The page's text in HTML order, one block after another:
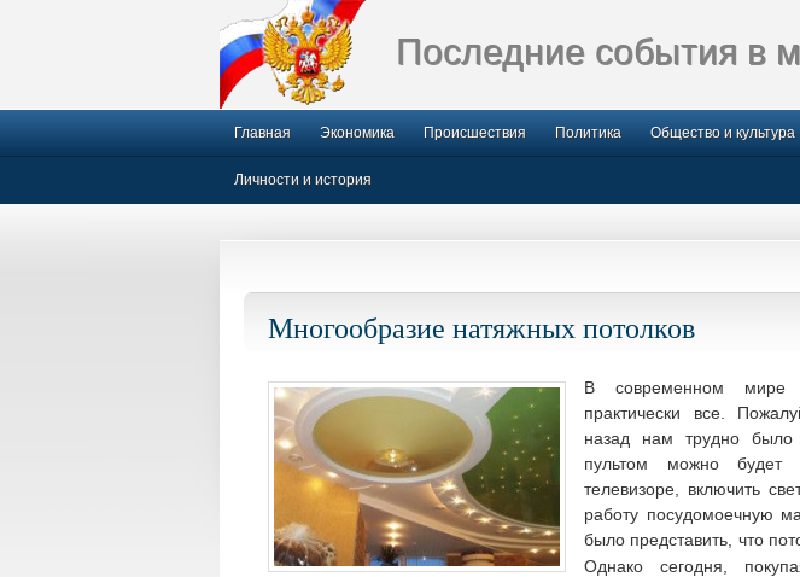
Последние события в
Главная Экономика Происшествия Политика Общество и культура
Личности и история
Многообразие натяжных потолков
В современном мире
практически все.
назад нам трудно
пультом можно будет
телевизоре, включить
работу посудомоечную
было представить, что
Однако сегодня,